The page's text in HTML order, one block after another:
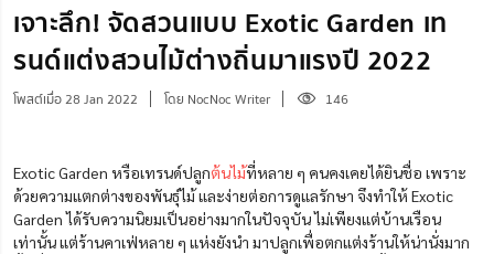
เจาะลึก! จัดสวนแบบ Exotic Garden เท
รนด์แต่งสวนไม้ต่างถิ่นมาแรงปี 2022
โพสต์เมื่อ 28 Jan 2022 โดย NocNoc Writer 146
Exotic Garden หรือเทรนด์ปลูกต้นไม้ที่หลาย ๆ คนคงเคยได้ยินชื่อ เพราะ
ด้วยความแตกต่างของพันธุ์ไม้ และง่ายต่อการดูแลรักษา จึงทำให้ Exotic
Garden ได้รับความนิยมเป็นอย่างมากในปัจจุบัน ไม่เพียงแต่บ้านเรือน
เท่านั้น แต่ร้านคาเฟ่หลาย ๆ แห่งยังนำ มาปลูกเพื่อตกแต่งร้านให้น่านั่งมาก